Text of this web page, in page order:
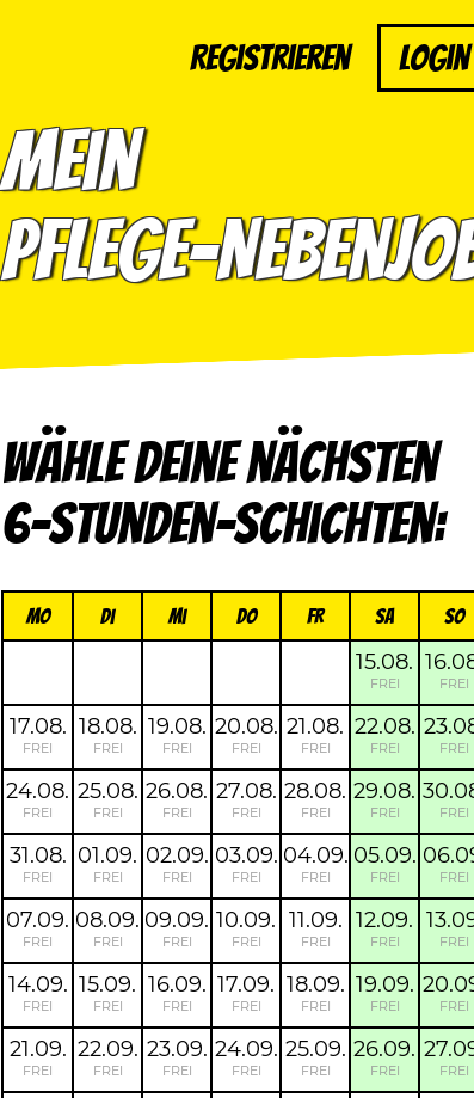
Registrieren Login
Mein
Pflege-
Wähle deine nächsten
6-Stunden-Schichten:
Mo Di Mi Do FR Sa So
15.08.
FREI FREI
17.08.
FREI
18.08.
FREI
19.08.
FREI
20.08.
FREI
21.08.
FREI
22.08.
FREI FREI
24.08.
FREI
25.08.
FREI
26.08.
FREI
27.08.
FREI
28.08.
FREI
29.08.
FREI FREI
31.08.
FREI
01.09.
FREI
02.09.
FREI
03.09.
FREI
04.09.
FREI
05.09.
FREI FREI
07.09.
FREI
08.09.
FREI
09.09.
FREI
10.09.
FREI
11.09.
FREI
12.09.
FREI FREI
14.09.
FREI
15.09.
FREI
16.09.
FREI
17.09.
FREI
18.09.
FREI
19.09.
FREI FREI
21.09.
FREI
22.09.
FREI
23.09.
FREI
24.09.
FREI
25.09.
FREI
26.09.
FREI FREI